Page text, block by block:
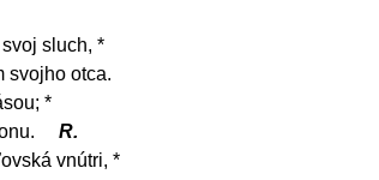
sluch, *
svojho otca.
*
R.
vnútri, *